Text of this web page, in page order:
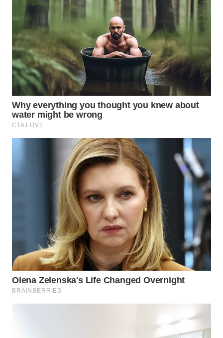
WN
TAPANULI
TENGAH
WN DELI
SERDANG
TEBING
TINGGI
BEKASI
WN
BOGOR
WN
DEPOK